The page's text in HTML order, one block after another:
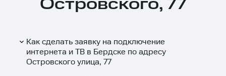
Как сделать заявку на подключение
интернета и ТВ в Бердске по адресу
Островского улица, 77